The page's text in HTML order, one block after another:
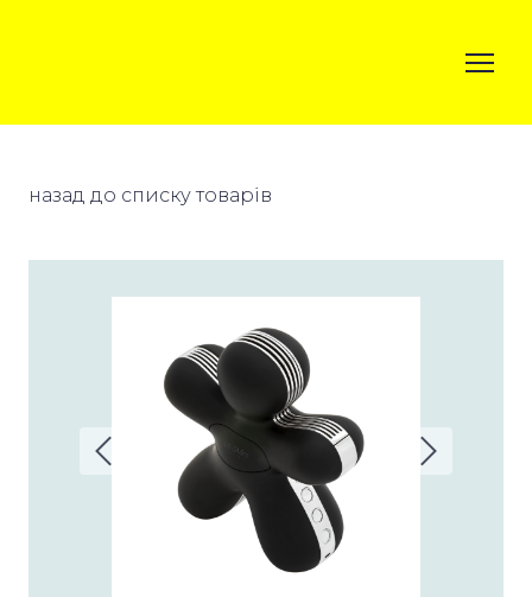
назад до списку товарів